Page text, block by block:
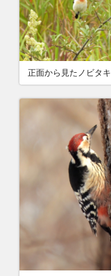
正面から見たノビタキ